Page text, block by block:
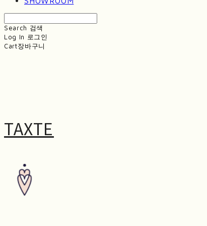
Search 검색
Log In 로그인
Cart장바구니
TAXTE